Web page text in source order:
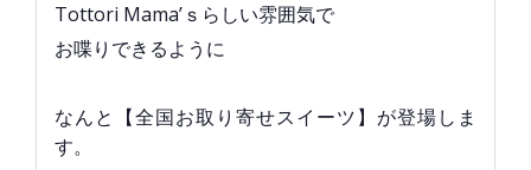
Tottori Mama’ｓらしい雰囲気で
お喋りできるように
なんと【全国お取り寄せスイーツ】が登場しま
す。